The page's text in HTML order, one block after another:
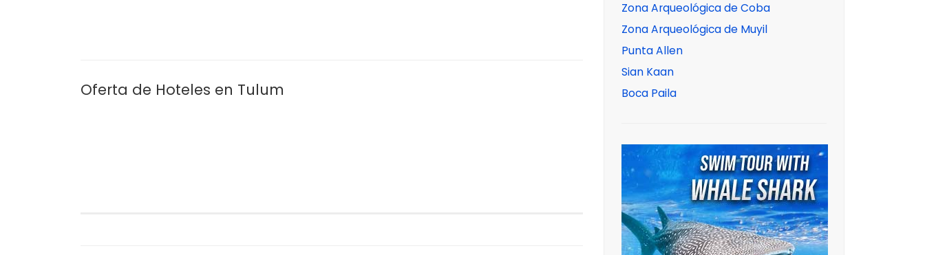
Oferta de Hoteles en Tulum
Zona Arqueológica de Coba
Zona Arqueológica de Muyil
Punta Allen
Sian Kaan
Boca Paila